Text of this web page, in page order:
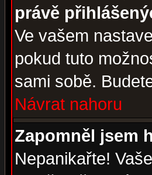
právě
Ve vašem
pokud tuto
sami sobě.
Návrat nahoru
Zapomněl jsem
Nepanikařte!